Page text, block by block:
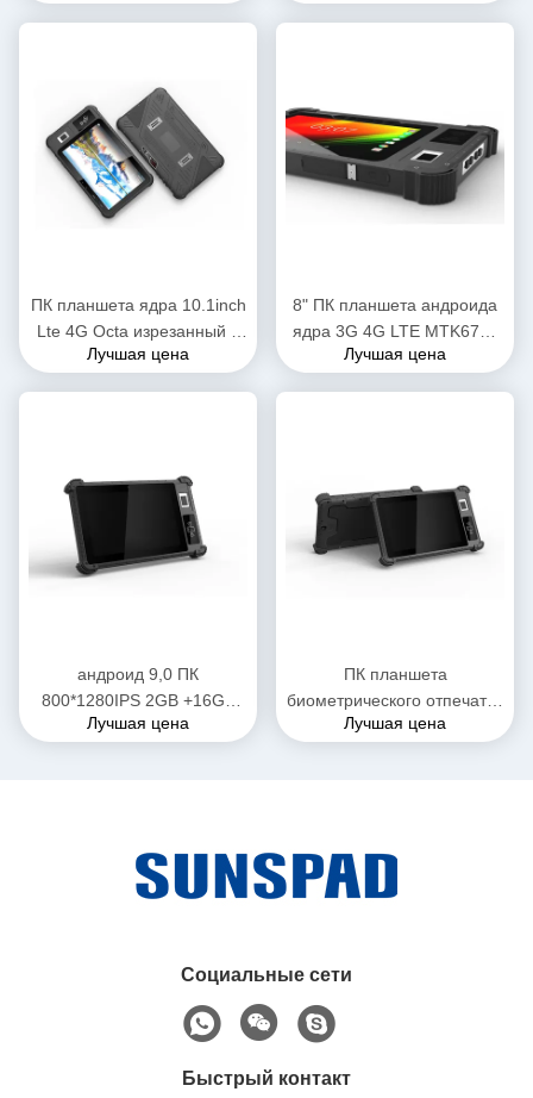
ПК планшета ядра 10.1inch
Lte 4G Octa изрезанный с
отпечатком пальцев
Лучшая цена
8" ПК планшета андроида
ядра 3G 4G LTE MTK6765
Octa промышленный с
Лучшая цена
андроид 9,0 ПК
800*1280IPS 2GB +16GB
8000mAh 2.0MP 8.0MP
Лучшая цена
ПК планшета
биометрического отпечатка
пальцев андроида 8inch
Лучшая цена
Социальные сети
Быстрый контакт